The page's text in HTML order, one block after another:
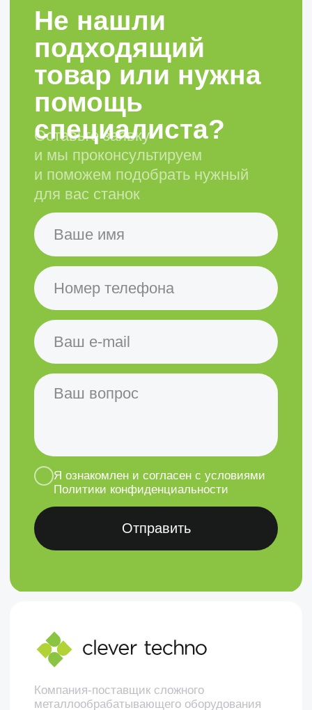
Наши преимущества
Реквизиты и контакты
+7 (831) 435-12-64
info@clevertechno.ru
Головной офис
г. Нижний Новгород, ул.
Керченская, дом 13, офис 319
Проложить маршрут
Остались вопросы?
Вы можете написать нам, а наш
менеджер ответит на любые
Задать вопрос
darabamse